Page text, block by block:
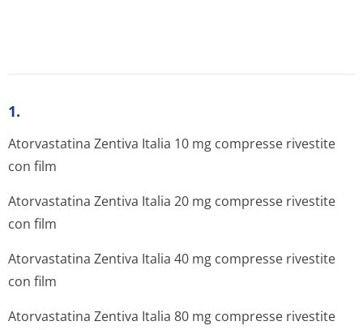
1.
Atorvastatina Zentiva Italia 10 mg compresse rivestite
con film
Atorvastatina Zentiva Italia 20 mg compresse rivestite
con film
Atorvastatina Zentiva Italia 40 mg compresse rivestite
con film
Atorvastatina Zentiva Italia 80 mg compresse rivestite